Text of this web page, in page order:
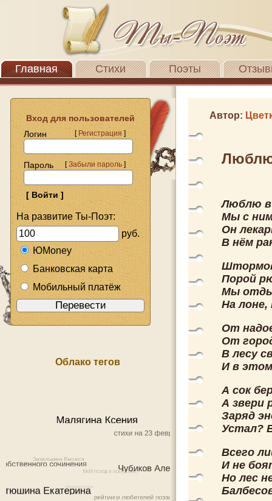
Главная Стихи Поэты
Вход для пользователей
Логин
[Регистрация]
Пароль [Забыли пароль]
На развитие Ты-Поэт:
руб.
ЮMoney
Банковская карта
Мобильный платёж
Облако тегов
Автор:
Люблю
Люблю в
Мы с
Он
В нём
Порой
Мы
На лоне,
От
От
В лесу
И в
А сок
А звери
Заряд
Устал?
Всего
И не
Но лес